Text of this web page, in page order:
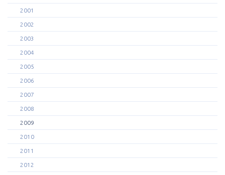
2001
2002
2003
2004
2005
2006
2007
2008
2009
2010
2011
2012